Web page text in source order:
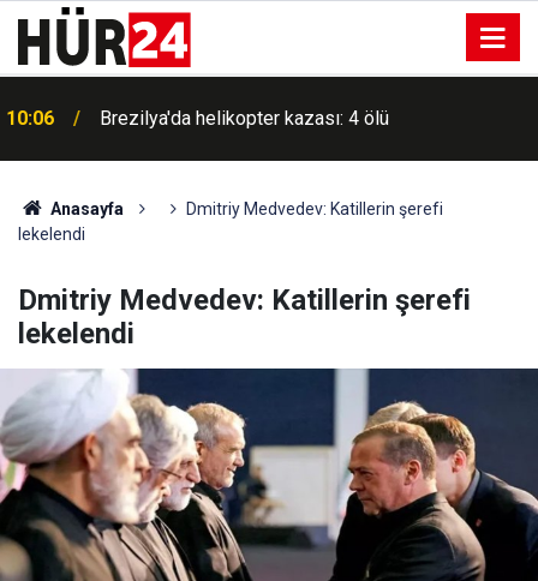
10:06 Brezilya'da helikopter kazası: 4 ölü
Anasayfa
Dmitriy Medvedev: Katillerin şerefi
lekelendi
Dmitriy Medvedev: Katillerin şerefi
lekelendi